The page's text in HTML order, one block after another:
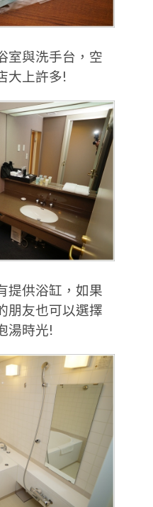
室與洗手台，空
大上許多!
提供浴缸，如果
朋友也可以選擇
湯時光!